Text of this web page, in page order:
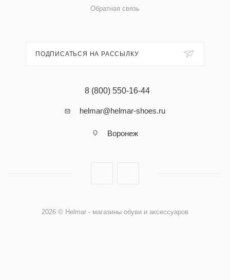
Обратная связь
ПОДПИСАТЬСЯ НА РАССЫЛКУ
8 (800) 550-16-44
helmar@helmar-shoes.ru
Воронеж
2026 © Helmar - магазины обуви и аксессуаров